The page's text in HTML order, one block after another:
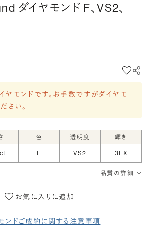
ダイヤモンド F、VS2、
ヤモンドです。お手数ですがダイヤモ
さい。
色 透明度 輝き
F VS2 3EX
品質の詳細
お気に入りに追加
ンドご成約に関する注意事項